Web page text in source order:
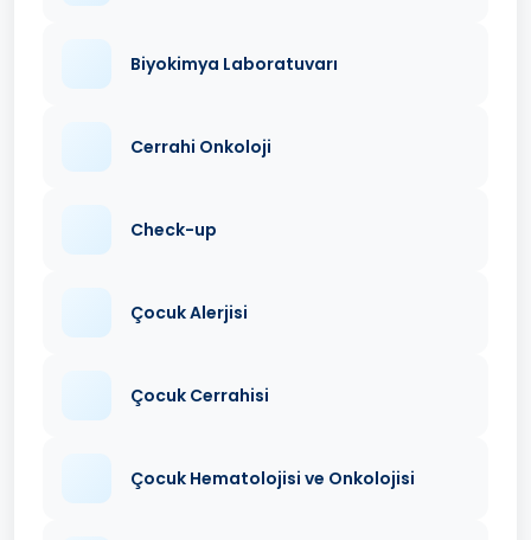
Biyokimya Laboratuvarı
Cerrahi Onkoloji
Check-up
Çocuk Alerjisi
Çocuk Cerrahisi
Çocuk Hematolojisi ve Onkolojisi